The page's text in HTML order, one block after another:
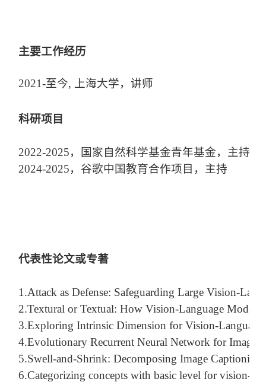
主要工作经历
2021-至今, 上海大学，讲师
科研项目
2022-2025，国家自然科学基金青年基金，主持
2024-2025，谷歌中国教育合作项目，主持
代表性论文或专著
1.Attack as Defense: Safeguarding Large Vision-
2.Textural or Textual: How Vision-Language Models
3.Exploring Intrinsic Dimension for Vision-
4.Evolutionary Recurrent Neural Network for Image
5.Swell-and-Shrink: Decomposing Image
6.Categorizing concepts with basic level for vision-to-